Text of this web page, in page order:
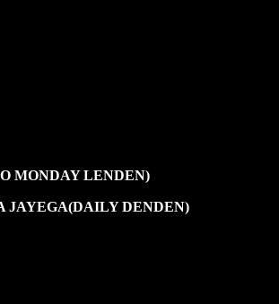
MONDAY LENDEN)
JAYEGA(DAILY DENDEN)